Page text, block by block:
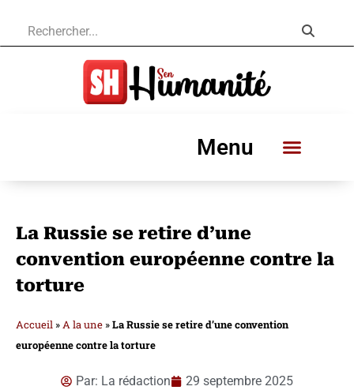
Menu
La Russie se retire d’une
convention européenne contre la
torture
Accueil »A la une »La Russie se retire d’une convention
européenne contre la torture
Par: La rédaction
29 septembre 2025